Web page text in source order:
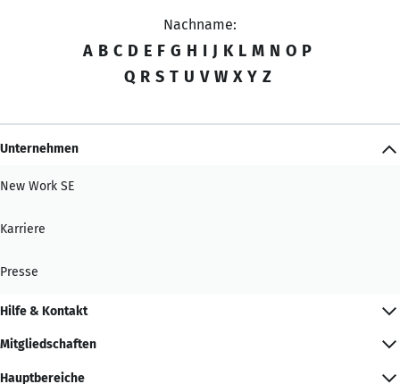
Nachname:
A B C D E F G H I J K L M N O P
Q R S T U V W X Y Z
Unternehmen
New Work SE
Karriere
Presse
Hilfe & Kontakt
Mitgliedschaften
Hauptbereiche